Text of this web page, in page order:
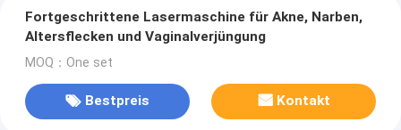
Fortgeschrittene Lasermaschine für Akne, Narben,
Altersflecken und Vaginalverjüngung
MOQ：One set
Bestpreis Kontakt